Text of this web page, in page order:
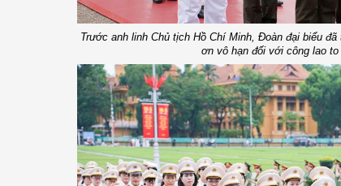
Trước anh linh Chủ tịch Hồ Chí Minh, Đoàn đại biểu
ơn vô hạn đối với công lao